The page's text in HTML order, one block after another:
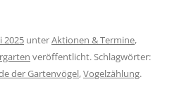
2025 unterAktionen & Termine,
veröffentlicht. Schlagwörter:
der Gartenvögel,Vogelzählung.